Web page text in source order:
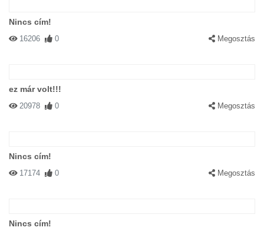
Nincs cím!
16206 0 Megosztás
ez már volt!!!
20978 0 Megosztás
Nincs cím!
17174 0 Megosztás
Nincs cím!